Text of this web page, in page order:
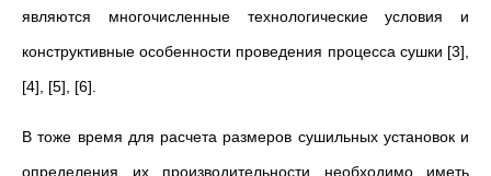
являются многочисленные технологические условия и
конструктивные особенности проведения процесса сушки [3],
[4], [5], [6].
В тоже время для расчета размеров сушильных установок и
определения их производительности необходимо иметь